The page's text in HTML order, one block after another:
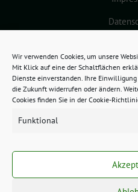
Wir verwenden Cookies, um unsere
Mit Klick auf eine der Schaltflächen
Dienste einverstanden. Ihre
die Zukunft widerrufen oder ändern.
Cookies finden Sie in der Cookie-
Funktional
freie grüne Themesunflower‐